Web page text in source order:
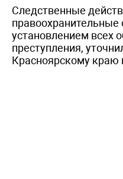
Следственные
установлением всех
преступления,
Красноярскому краю